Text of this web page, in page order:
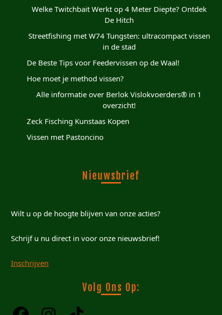
Welke Twitchbait Werkt op 4 Meter Diepte? Ontdek
De Hitch
Streetfishing met W74 Tungsten: ultracompact vissen
in de stad
De Beste Tips voor Feedervissen op de Waal!
Hoe moet je method vissen?
Alle informatie over Berlok Vislokvoerders® in 1
overzicht!
Zeck Fisching Kunstaas Kopen
Vissen met Pastoncino
Nieuwsbrief
Wilt u op de hoogte blijven van onze acties?
Schrijf u nu direct in voor onze nieuwsbrief!
Inschrijven
Volg Ons Op: